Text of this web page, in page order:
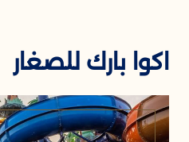
الهواء الطلق، ومتحف الأحياء في
نفر لاند المائية بالغردقة،
اكوا بارك للصغار